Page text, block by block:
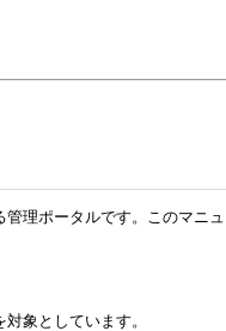
ポータルです。このマニ
象としています。